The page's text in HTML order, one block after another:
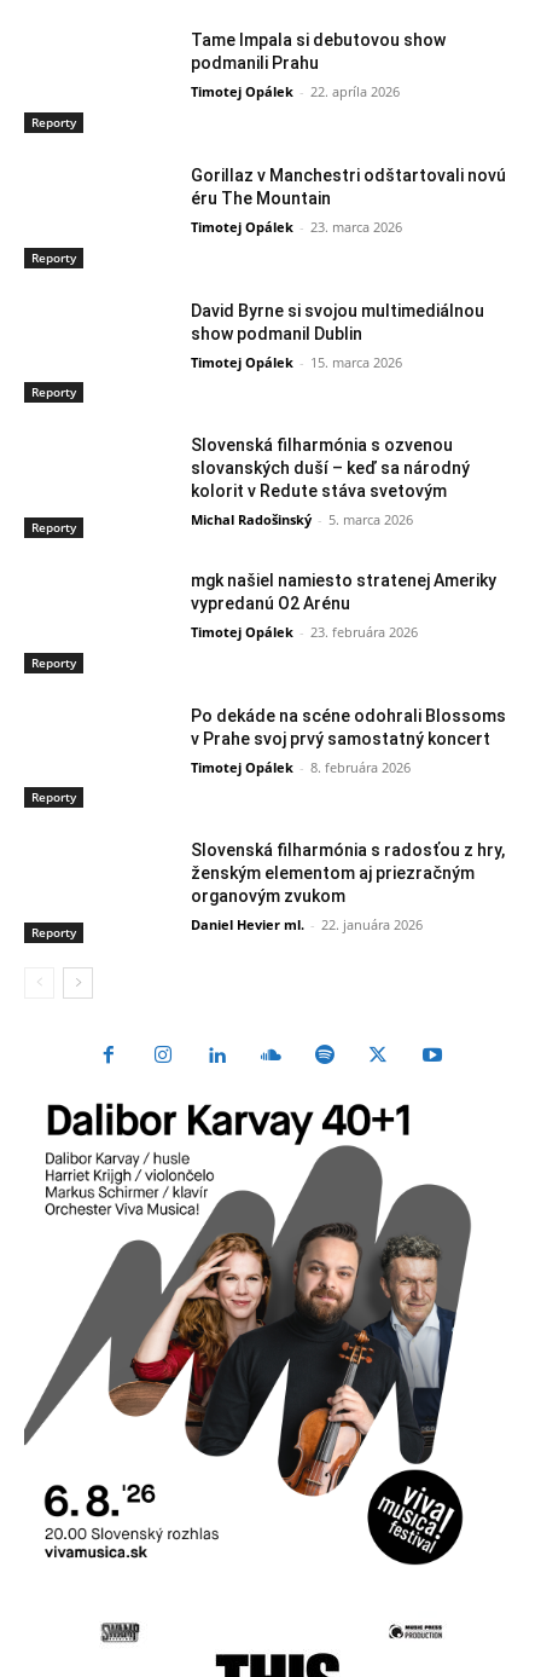
Reporty
Tame Impala si debutovou show
podmanili Prahu
Timotej Opálek - 22. apríla 2026
Reporty
Gorillaz v Manchestri odštartovali novú
éru The Mountain
Timotej Opálek - 23. marca 2026
Reporty
David Byrne si svojou multimediálnou
show podmanil Dublin
Timotej Opálek - 15. marca 2026
Reporty
Slovenská filharmónia s ozvenou
slovanských duší – keď sa národný
kolorit v Redute stáva svetovým
Michal Radošinský - 5. marca 2026
Reporty
mgk našiel namiesto stratenej Ameriky
vypredanú O2 Arénu
Timotej Opálek - 23. februára 2026
Reporty
Po dekáde na scéne odohrali Blossoms
v Prahe svoj prvý samostatný koncert
Timotej Opálek - 8. februára 2026
Reporty
Slovenská filharmónia s radosťou z hry,
ženským elementom aj priezračným
organovým zvukom
Daniel Hevier ml. - 22. januára 2026